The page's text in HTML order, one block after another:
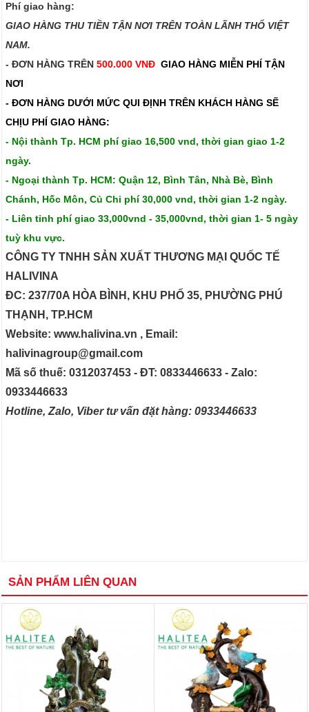
Phí giao hàng:
GIAO HÀNG THU TIỀN TẬN NƠI TRÊN TOÀN LÃNH THỔ VIỆT
NAM.​​
- ĐƠN HÀNG TRÊN500.000 VNĐ GIAO HÀNG MIỄN PHÍ TẬN
NƠI
- ĐƠN HÀNG DƯỚI MỨC QUI ĐỊNH TRÊN KHÁCH HÀNG SẼ
CHỊU PHÍ GIAO HÀNG:
- Nội thành Tp. HCM phí giao 16,500 vnd, thời gian giao 1-2
ngày.
- Ngoại thành Tp. HCM: Quận 12, Bình Tân, Nhà Bè, Bình
Chánh, Hốc Môn, Củ Chi phí 30,000 vnd, thời gian 1-2 ngày.
- Liên tỉnh phí giao 33,000vnd - 35,000vnd, thời gian 1- 5 ngày
tuỳ khu vực.
CÔNG TY TNHH SẢN XUẤT THƯƠNG MẠI QUỐC TẾ
HALIVINA
ĐC: 237/70A HÒA BÌNH, KHU PHỐ 35, PHƯỜNG PHÚ
THẠNH, TP.HCM
Website: www.halivina.vn , Email:
halivinagroup@gmail.com
Mã số thuế: 0312037453 - ĐT: 0833446633 - Zalo:
0933446633
Hotline, Zalo, Viber tư vấn đặt hàng: 0933446633
SẢN PHẨM LIÊN QUAN